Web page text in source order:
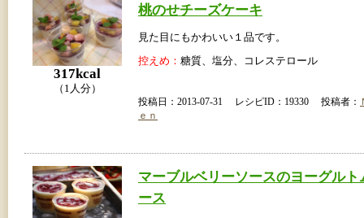
317kcal
（1人分）
桃のせチーズケーキ
見た目にもかわいい１品です。
控えめ： 糖質、塩分、コレステロール
投稿日：2013-07-31 レシピID：19330 投稿者：
ｅｎ
マーブルベリーソースのヨーグルト
ース